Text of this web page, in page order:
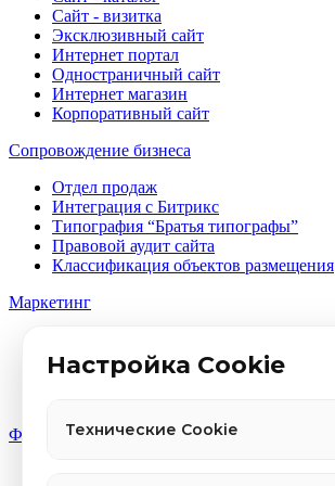
Настройка Cookie
Технические Cookie
Сайт - визитка
Эксклюзивный сайт
Интернет портал
Одностраничный сайт
Интернет магазин
Корпоративный сайт
Сопровождение бизнеса
Отдел продаж
Интеграция с Битрикс
Типография “Братья типографы”
Правовой аудит сайта
Классификация объектов размещения
Маркетинг
Оптимизация поиска
Авито продвижение
Фирменный стиль